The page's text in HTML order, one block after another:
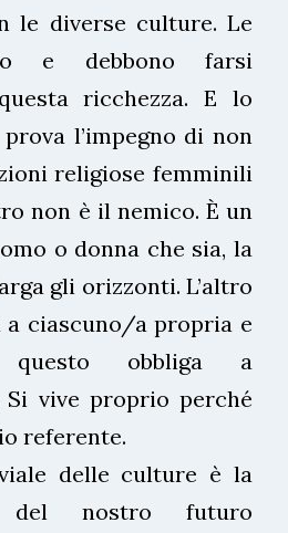
le diverse culture. Le
e debbono farsi
ricchezza. E lo
l’impegno di non
religiose femminili
non è il nemico. È un
o donna che sia, la
gli orizzonti. L’altro
a ciascuno/a propria e
obbliga a
Si vive proprio perché
referente.
delle culture è la
del nostro futuro